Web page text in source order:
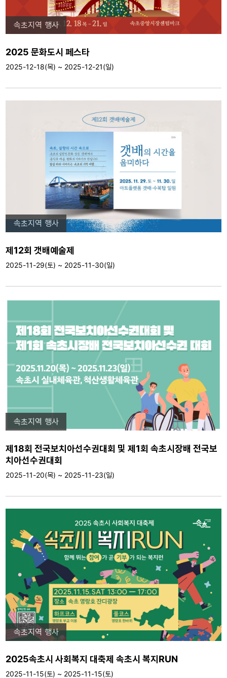
속초지역 행사
2025 문화도시 페스타
2025-12-18(목) ~ 2025-12-21(일)
속초지역 행사
제12회 갯배예술제
2025-11-29(토) ~ 2025-11-30(일)
속초지역 행사
제18회 전국보치아선수권대회 및 제1회 속초시장배 전국보
치아선수권대회
2025-11-20(목) ~ 2025-11-23(일)
속초지역 행사
2025속초시 사회복지 대축제 속초시 복지RUN
2025-11-15(토) ~ 2025-11-15(토)